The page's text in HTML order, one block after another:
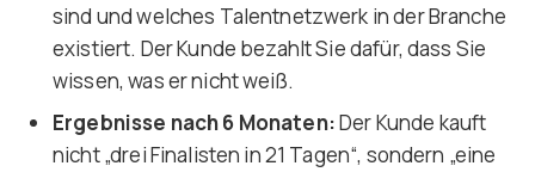
sind und welches Talentnetzwerk in der Branche
existiert. Der Kunde bezahlt Sie dafür, dass Sie
wissen, was er nicht weiß.
Ergebnisse nach 6 Monaten:Der Kunde kauft
nicht „drei Finalisten in 21 Tagen“, sondern „eine